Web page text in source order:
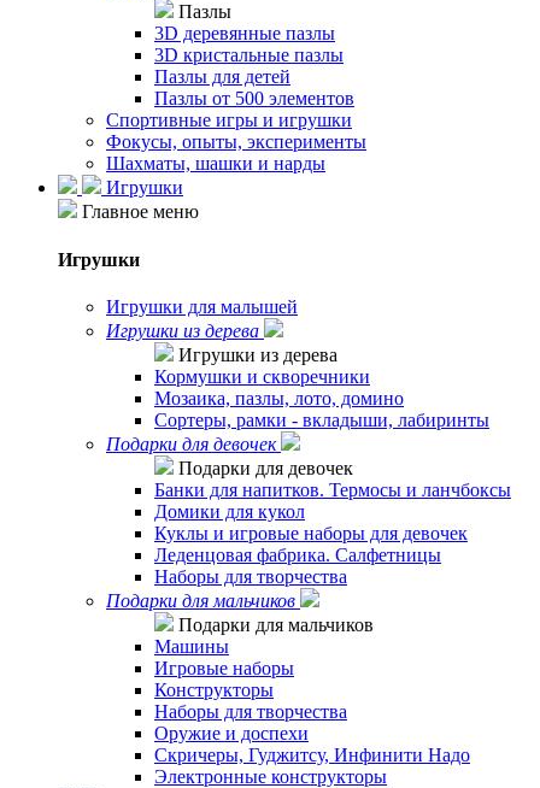
Пазлы
3D деревянные пазлы
3D кристальные пазлы
Пазлы для детей
Пазлы от 500 элементов
Спортивные игры и игрушки
Фокусы, опыты, эксперименты
Шахматы, шашки и нарды
Игрушки
Главное меню
Игрушки
Игрушки для малышей
Игрушки из дерева
Игрушки из дерева
Кормушки и скворечники
Мозаика, пазлы, лото, домино
Сортеры, рамки - вкладыши, лабиринты
Подарки для девочек
Подарки для девочек
Банки для напитков. Термосы и ланчбоксы
Домики для кукол
Куклы и игровые наборы для девочек
Леденцовая фабрика. Салфетницы
Наборы для творчества
Подарки для мальчиков
Подарки для мальчиков
Машины
Игровые наборы
Конструкторы
Наборы для творчества
Оружие и доспехи
Скричеры, Гуджитсу, Инфинити Надо
Электронные конструкторы